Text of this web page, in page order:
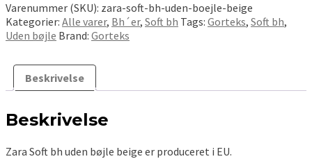
uden
bøjle
antal
Varenummer (SKU): zara-soft-bh-uden-boejle-beige
Kategorier: Alle varer, Bh´er, Soft bh Tags: Gorteks, Soft bh,
Uden bøjle Brand: Gorteks
Beskrivelse
Beskrivelse
Zara Soft bh uden bøjle beige er produceret i EU.